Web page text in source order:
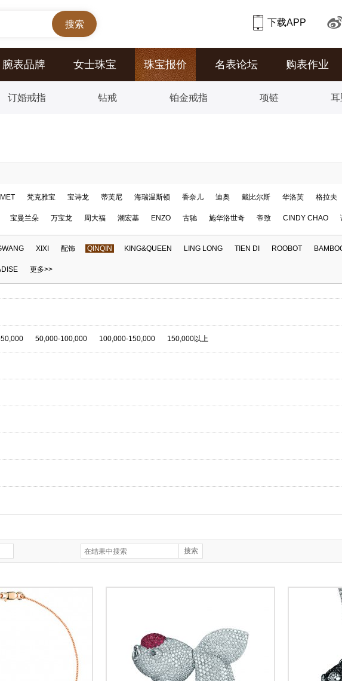
下载APP
腕表品牌 女士珠宝 珠宝报价 名表论坛 购表作业
订婚戒指 钻戒 铂金戒指 项链 耳
梵克雅宝 宝诗龙 蒂芙尼 海瑞温斯顿 香奈儿 迪奥 戴比尔斯 华洛芙 格拉夫
宝曼兰朵 万宝龙 周大福 潮宏基 ENZO 古驰 施华洛世奇 帝致 CINDY CHAO
XIXI 配饰 QINQIN KING&QUEEN LING LONG TIEN DI ROOBOT
更多>>
50,000-100,000 100,000-150,000 150,000以上